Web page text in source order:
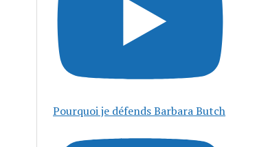
Pourquoi je défends Barbara Butch